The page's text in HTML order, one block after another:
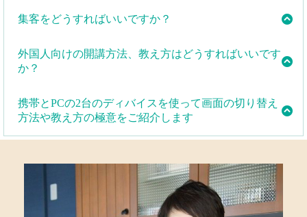
理についての知識と経験です。講座で必要な英語表現
英語が苦手な方でも安心して受講できます。
理の作り方を中心に学びます。
料理が苦手でも、おにぎりが握れる程度の技術があれ
ば十分に受講できます。また、講師養成講座では、基
にもわかりやすい授業を提供します。
集客をどうすればいいですか？
伝します。また旅行会社からのお仕事をご紹介しま
す。
さらに、皆さんがご自身で集客できるノウハウをご紹
介します。
外国人向けの開講方法、教え方はどうすればいいです
か？
の方と違う優位差別化されたお教室を作ります。
携帯とPCの2台のディバイスを使って画面の切り替え
方法や教え方の極意をご紹介します
携帯とPCの2台のディバイスを使って画面の切り替え
講師として必要なのは、英語力よりも、日本の家庭料